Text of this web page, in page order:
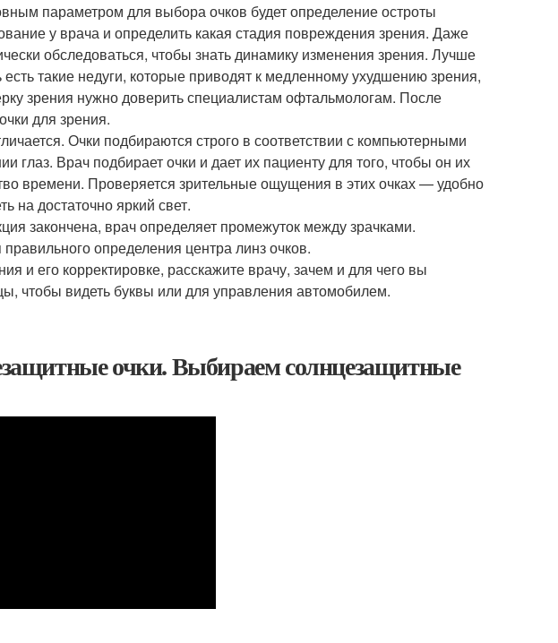
параметром для выбора очков будет определение остроты
у врача и определить какая стадия повреждения зрения. Даже
обследоваться, чтобы знать динамику изменения зрения. Лучше
такие недуги, которые приводят к медленному ухудшению зрения,
зрения нужно доверить специалистам офтальмологам. После
для зрения.
Очки подбираются строго в соответствии с компьютерными
Врач подбирает очки и дает их пациенту для того, чтобы он их
времени. Проверяется зрительные ощущения в этих очках — удобно
на достаточно яркий свет.
закончена, врач определяет промежуток между зрачками.
определения центра линз очков.
и его корректировке, расскажите врачу, зачем и для чего вы
чтобы видеть буквы или для управления автомобилем.
очки. Выбираем солнцезащитные